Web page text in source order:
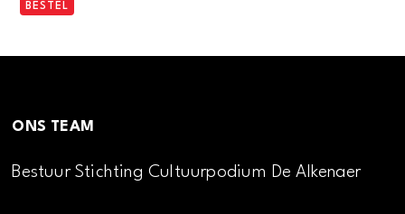
BESTEL
ONS TEAM
Bestuur Stichting Cultuurpodium De Alkenaer